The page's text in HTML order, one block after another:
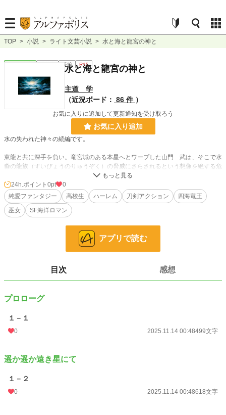
TOP > 小説 > ライト文芸小説 > 水と海と龍宮の神と
長編 R15
水と海と龍宮の神と
主道 学
（近況ボード： 86 件 ）
お気に入りに追加して更新通知を受け取ろう
お気に入り追加
水の失われた神々の続編です。
東龍と共に深手を負い。竜宮城のある本星へとワープした山門 武は、そこで水
淼の龍族（すいびょうのりゅうぞく）の脅威にさらされるという想像を絶する危
「どうか、水淼の龍族を共に退治してほしい」
乙姫に頼まれた武は、四海竜王たちと協力して水淼の龍族と闘う決意をするが？
竜宮城のある水の惑星の危機と地球の更なる危機が合わさった時。
水の失われ神々 第二部。
度々、誤字脱字加筆修正改稿をいたします汗
お暇つぶし程度にお読み下さいませ。
お気に入り 0
24h.ポイント
文字数
24h.ポイント 0pt
0
純愛ファンタジー
高校生 ハーレム 刀剣アクション
四海竜王
巫女
SF海洋ロマン
アプリで読む
目次 感想
プロローグ
１－１
0 2025.11.14 00:48499文字
遥か遥か遠き星にて
１－２
0 2025.11.14 00:48618文字